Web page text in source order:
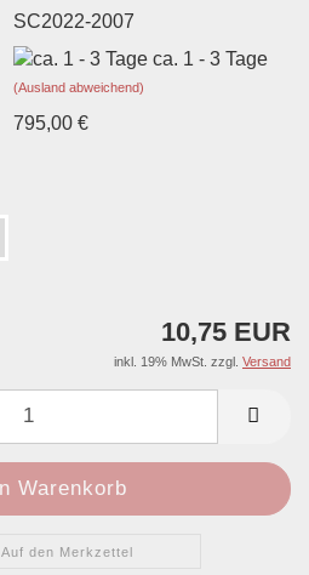
SC2022-2007
ca. 1 - 3 Tage
(Ausland abweichend)
795,00 €
10,75 EUR
inkl. 19% MwSt. zzgl. Versand
Auf den Merkzettel